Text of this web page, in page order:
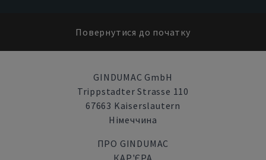
Повернутися до початку
GINDUMAC GmbH
Trippstadter Strasse 110
67663 Kaiserslautern
Німеччина
ПРО GINDUMAC
КАР'ЄРА